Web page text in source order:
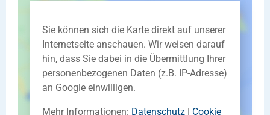
Sie können sich die Karte direkt auf unserer
Internetseite anschauen. Wir weisen darauf
hin, dass Sie dabei in die Übermittlung Ihrer
personenbezogenen Daten (z.B. IP-Adresse)
an Google einwilligen.
Mehr Informationen: Datenschutz | Cookie